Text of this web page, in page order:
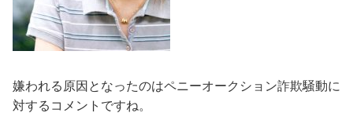
嫌われる原因となったのはペニーオークション詐欺騒動に
対するコメントですね。